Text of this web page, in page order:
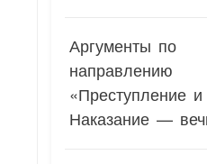
Аргументы по
направлению
«Преступление и
Наказание —